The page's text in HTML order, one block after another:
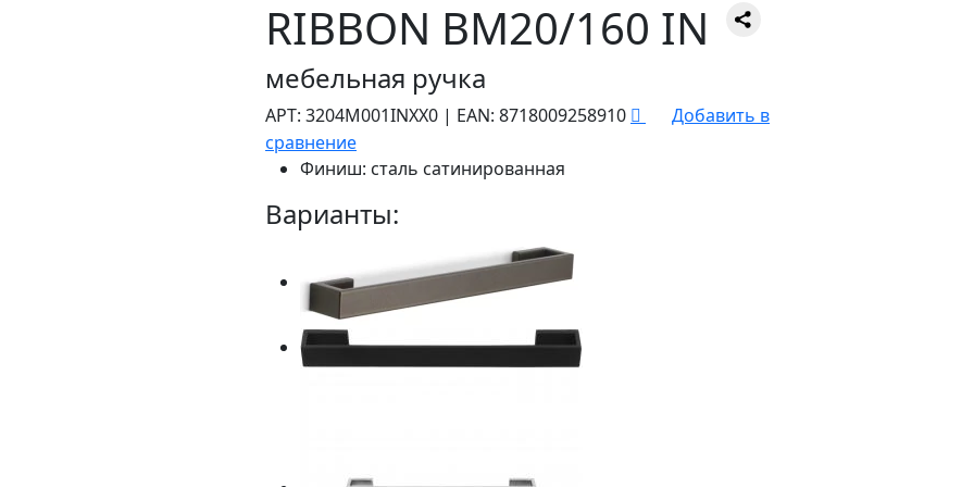
RIBBON BM20/160 IN
мебельная ручка
АРТ: 3204M001INXX0 | EAN: 8718009258910
Добавить в
сравнение
Финиш: сталь сатинированная
Варианты: